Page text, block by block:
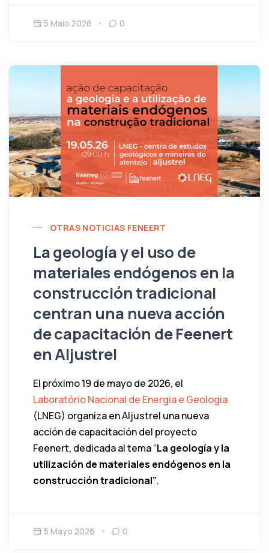
5 Maio 2026 0
OTRAS NOTICIAS FENEERT
La geología y el uso de
materiales endógenos en la
construcción tradicional
centran una nueva acción
de capacitación de Feenert
en Aljustrel
El próximo 19 de mayo de 2026, el
Laboratório Nacional de Energia e Geologia
(LNEG) organiza en Aljustrel una nueva
acción de capacitación del proyecto
Feenert, dedicada al tema “La geología y la
utilización de materiales endógenos en la
construcción tradicional”.
5 Mayo 2026 0